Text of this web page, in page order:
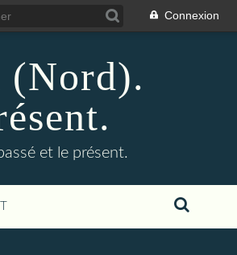
Connexion
et le présent.